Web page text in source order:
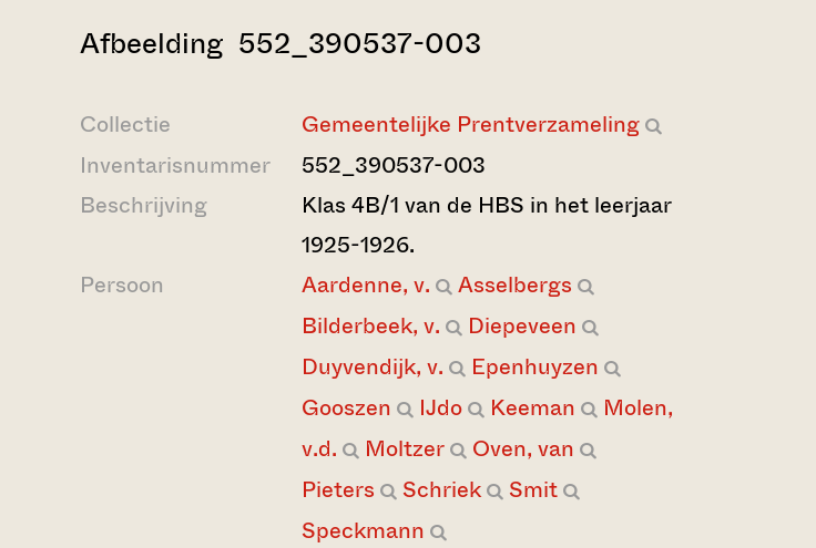
Afbeelding 552_390537-003
Collectie
Gemeentelijke Prentverzameling
Inventarisnummer
552_390537-003
Beschrijving
Klas 4B/1 van de HBS in het leerjaar
1925-1926.
Persoon
Aardenne, v.
Asselbergs
Bilderbeek, v.
Diepeveen
Duyvendijk, v.
Epenhuyzen
Gooszen
IJdo Keeman
Molen,
v.d.
Moltzer
Oven, van
Pieters
Schriek
Smit
Speckmann